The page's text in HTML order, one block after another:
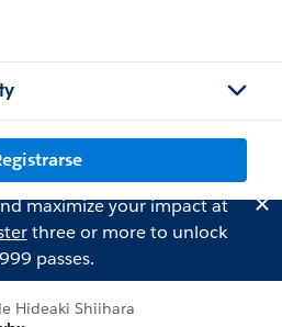
maximize your impact at
three or more to unlock
passes.
Hideaki Shiihara